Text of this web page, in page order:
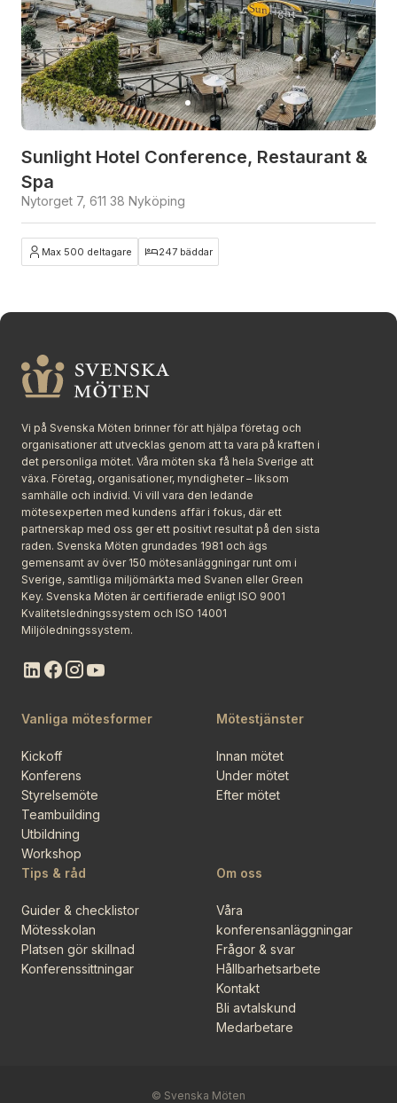
Sunlight Hotel Conference, Restaurant &
Spa
Nytorget 7, 611 38 Nyköping
Max 500 deltagare 247 bäddar
Vi på Svenska Möten brinner för att hjälpa företag och
organisationer att utvecklas genom att ta vara på kraften i
det personliga mötet. Våra möten ska få hela Sverige att
växa. Företag, organisationer, myndigheter – liksom
samhälle och individ. Vi vill vara den ledande
mötesexperten med kundens affär i fokus, där ett
partnerskap med oss ger ett positivt resultat på den sista
raden. Svenska Möten grundades 1981 och ägs
gemensamt av över 150 mötesanläggningar runt om i
Sverige, samtliga miljömärkta med Svanen eller Green
Key. Svenska Möten är certifierade enligt ISO 9001
Kvalitetsledningssystem och ISO 14001
Miljöledningssystem.
Vanliga mötesformer
Kickoff
Konferens
Styrelsemöte
Teambuilding
Utbildning
Workshop
Mötestjänster
Innan mötet
Under mötet
Efter mötet
Tips & råd
Guider & checklistor
Mötesskolan
Platsen gör skillnad
Konferenssittningar
Om oss
Våra
konferensanläggningar
Frågor & svar
Hållbarhetsarbete
Kontakt
Bli avtalskund
Medarbetare
© Svenska Möten